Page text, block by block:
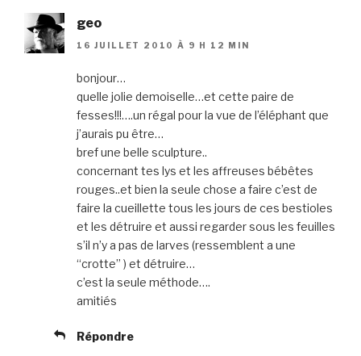
geo
16 JUILLET 2010 À 9 H 12 MIN
bonjour…
quelle jolie demoiselle…et cette paire de
fesses!!!….un régal pour la vue de l’éléphant que
j’aurais pu être…
bref une belle sculpture..
concernant tes lys et les affreuses bébêtes
rouges..et bien la seule chose a faire c’est de
faire la cueillette tous les jours de ces bestioles
et les détruire et aussi regarder sous les feuilles
s’il n’y a pas de larves (ressemblent a une
“crotte” ) et détruire…
c’est la seule méthode….
amitiés
Répondre